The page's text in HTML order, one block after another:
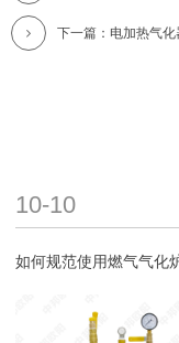
下一篇：电加热气
10-10
如何规范使用燃气气化